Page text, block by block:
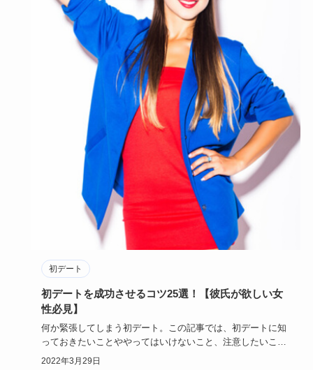
初デート
初デートを成功させるコツ25選！【彼氏が欲しい女
性必見】
何か緊張してしまう初デート。この記事では、初デートに知
っておきたいことややってはいけないこと、注意したいこと
など、初デート…
2022年3月29日